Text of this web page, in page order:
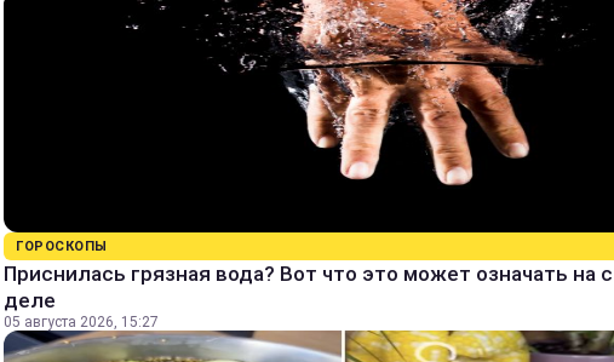
ГОРОСКОПЫ
Приснилась грязная вода? Вот что это может означать на
деле
05 августа 2026, 15:27